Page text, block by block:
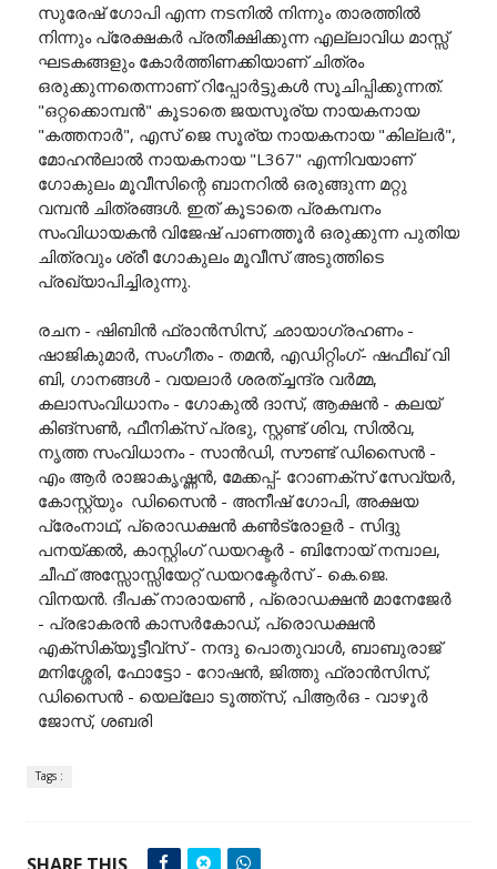
സുരേഷ് ഗോപി എന്ന നടനിൽ നിന്നും താരത്തിൽ
നിന്നും പ്രേക്ഷകർ പ്രതീക്ഷിക്കുന്ന എല്ലാവിധ മാസ്സ്
ഘടകങ്ങളും കോർത്തിണക്കിയാണ് ചിത്രം
ഒരുക്കുന്നതെന്നാണ് റിപ്പോർട്ടുകൾ സൂചിപ്പിക്കുന്നത്.
"ഒറ്റക്കൊമ്പൻ" കൂടാതെ ജയസൂര്യ നായകനായ
"കത്തനാർ", എസ് ജെ സൂര്യ നായകനായ "കില്ലർ",
മോഹൻലാൽ നായകനായ "L367" എന്നിവയാണ്
ഗോകുലം മൂവീസിന്റെ ബാനറിൽ ഒരുങ്ങുന്ന മറ്റു
വമ്പൻ ചിത്രങ്ങൾ. ഇത് കൂടാതെ പ്രകമ്പനം
സംവിധായകൻ വിജേഷ് പാണത്തൂർ ഒരുക്കുന്ന പുതിയ
ചിത്രവും ശ്രീ ഗോകുലം മൂവീസ് അടുത്തിടെ
പ്രഖ്യാപിച്ചിരുന്നു.
രചന - ഷിബിൻ ഫ്രാൻസിസ്, ഛായാഗ്രഹണം -
ഷാജികുമാർ, സംഗീതം - തമൻ, എഡിറ്റിംഗ്- ഷഫീഖ് വി
ബി, ഗാനങ്ങൾ - വയലാർ ശരത്ച്ചന്ദ്ര വർമ്മ,
കലാസംവിധാനം - ഗോകുൽ ദാസ്, ആക്ഷൻ - കലയ്
കിങ്സൺ, ഫീനിക്സ് പ്രഭു, സ്റ്റണ്ട് ശിവ, സിൽവ,
നൃത്ത സംവിധാനം - സാൻഡി, സൗണ്ട് ഡിസൈൻ -
എം ആർ രാജാകൃഷ്ണൻ, മേക്കപ്പ്- റോണക്സ് സേവ്യർ,
കോസ്റ്റ്യും ഡിസൈൻ - അനീഷ് ഗോപി, അക്ഷയ
പ്രേംനാഥ്, പ്രൊഡക്ഷൻ കൺട്രോളർ - സിദ്ദു
പനയ്ക്കൽ, കാസ്റ്റിംഗ് ഡയറക്ടർ - ബിനോയ് നമ്പാല,
ചീഫ് അസ്സോസ്സിയേറ്റ് ഡയറക്ടേർസ് - കെ.ജെ.
വിനയൻ. ദീപക് നാരായൺ , പ്രൊഡക്ഷൻ മാനേജേർ
- പ്രഭാകരൻ കാസർകോഡ്, പ്രൊഡക്ഷൻ
എക്സിക്യൂട്ടീവ്സ് - നന്ദു പൊതുവാൾ, ബാബുരാജ്
മനിശ്ശേരി, ഫോട്ടോ - റോഷൻ, ജിത്തു ഫ്രാൻസിസ്,
ഡിസൈൻ - യെല്ലോ ടൂത്ത്സ്, പിആർഒ - വാഴൂർ
ജോസ്, ശബരി
Tags :